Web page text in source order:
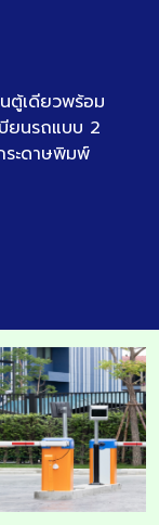
ตู้เดียวพร้อม
ยนรถแบบ 2
ระดาษพิมพ์